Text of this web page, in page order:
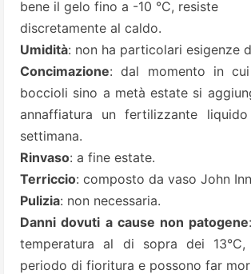
bene il gelo fino a -10 °C, resiste
discretamente al caldo.
Umidità: non ha particolari esigenze
Concimazione: dal momento in
boccioli sino a metà estate si
annaffiatura un fertilizzante
settimana.
Rinvaso: a fine estate.
Terriccio: composto da vaso John
Pulizia: non necessaria.
Danni dovuti a cause non patogene
temperatura al di sopra dei
periodo di fioritura e possono far